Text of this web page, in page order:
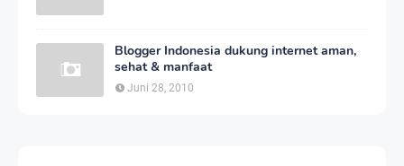
Blogger Indonesia dukung internet aman,
sehat & manfaat
Juni 28, 2010